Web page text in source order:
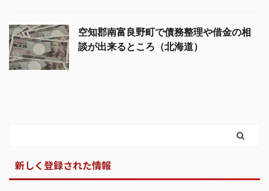
空知郡南富良野町で債務整理や借金の相
談が出来るところ（北海道）
新しく登録された情報